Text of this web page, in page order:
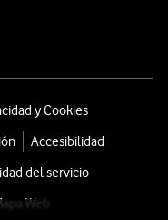
y Cookies
Accesibilidad
del servicio
Web